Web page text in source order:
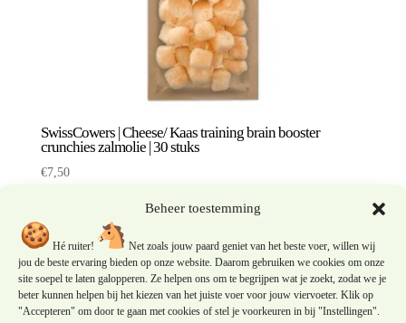
Beheer toestemming
Hé ruiter!
Net zoals jouw paard geniet van het beste voer, willen wij
jou de beste ervaring bieden op onze website. Daarom gebruiken we cookies om onze
site soepel te laten galopperen. Ze helpen ons om te begrijpen wat je zoekt, zodat we je
beter kunnen helpen bij het kiezen van het juiste voer voor jouw viervoeter. Klik op
"Accepteren" om door te gaan met cookies of stel je voorkeuren in bij "Instellingen".
SwissCowers | Cheese/ Kaas training brain booster
crunchies zalmolie | 30 stuks
€7,50